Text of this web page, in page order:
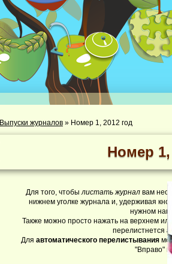
Выпуски журналов » Номер 1, 2012 год
Номер 1,
Для того, чтобылистать журналвам
нижнем уголке журнала и, удерживая
нужном
Также можно просто нажать на верхнем
перелистнется
Для автоматического перелистывания
"Вправо"